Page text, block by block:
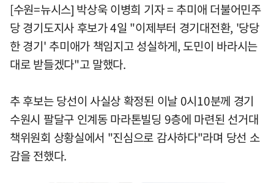
[수원=뉴시스] 박상욱 이병희 기자 = 추미애 더불어민주
당 경기도지사 후보가 4일 "이제부터 경기대전환, '당당
한 경기' 추미애가 책임지고 성실하게, 도민이 바라시는
대로 받들겠다"고 말했다.
추 후보는 당선이 사실상 확정된 이날 0시10분께 경기
수원시 팔달구 인계동 마라톤빌딩 9층에 마련된 선거대
책위원회 상황실에서 "진심으로 감사하다"라며 당선 소
감을 전했다.